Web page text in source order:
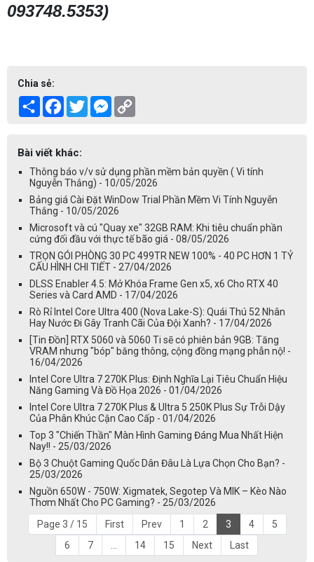
093748.5353)
Chia sẻ:
Share Facebook
TwitterMessenger
Bài viết khác:
Thông báo v/v sử dụng phần mềm bản quyền ( Vi tính
Nguyễn Thắng) - 10/05/2026
Bảng giá Cài Đặt WinDow Trial Phần Mềm Vi Tính Nguyễn
Thắng - 10/05/2026
Microsoft và cú "Quay xe" 32GB RAM: Khi tiêu chuẩn phần
cứng đối đầu với thực tế bão giá - 08/05/2026
TRỌN GÓI PHÒNG 30 PC 499TR NEW 100% - 40 PC HƠN 1 TỶ
CẤU HÌNH CHI TIẾT - 27/04/2026
DLSS Enabler 4.5: Mở Khóa Frame Gen x5, x6 Cho RTX 40
Series và Card AMD - 17/04/2026
Rò Rỉ Intel Core Ultra 400 (Nova Lake-S): Quái Thú 52 Nhân
Hay Nước Đi Gây Tranh Cãi Của Đội Xanh? - 17/04/2026
[Tin Đồn] RTX 5060 và 5060 Ti sẽ có phiên bản 9GB: Tăng
VRAM nhưng "bóp" băng thông, cộng đồng mạng phẫn nộ! -
16/04/2026
Intel Core Ultra 7 270K Plus: Định Nghĩa Lại Tiêu Chuẩn Hiệu
Năng Gaming Và Đồ Họa 2026 - 01/04/2026
Intel Core Ultra 7 270K Plus & Ultra 5 250K Plus Sự Trỗi Dậy
Của Phân Khúc Cận Cao Cấp - 01/04/2026
Top 3 "Chiến Thần" Màn Hình Gaming Đáng Mua Nhất Hiện
Nay!! - 25/03/2026
Bộ 3 Chuột Gaming Quốc Dân Đâu Là Lựa Chọn Cho Bạn? -
25/03/2026
Nguồn 650W - 750W: Xigmatek, Segotep Và MIK – Kèo Nào
Thơm Nhất Cho PC Gaming? - 25/03/2026
Page 3 / 15
First Prev 1 2 3 4
5
6
7 ... 14 15 Next Last